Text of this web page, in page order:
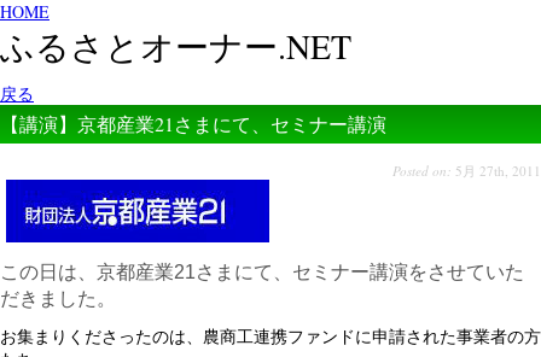
HOME
ふるさとオーナー.NET
戻る
【講演】京都産業21さまにて、セミナー講演
Posted on: 5月 27th, 2011
この日は、京都産業21さまにて、セミナー講演をさせていた
だきました。
お集まりくださったのは、農商工連携ファンドに申請された事業者の方